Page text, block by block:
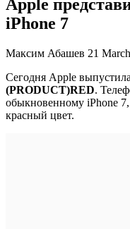
Apple
iPhone 7
Максим Абашев 21
Сегодня Apple
(PRODUCT)RED.
обыкновенному iPhone
красный цвет.